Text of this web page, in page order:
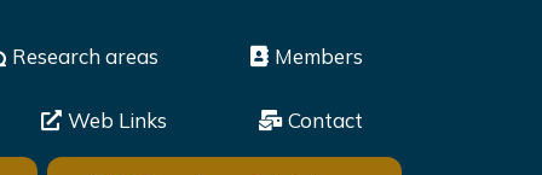
Research areas Members
Web Links Contact